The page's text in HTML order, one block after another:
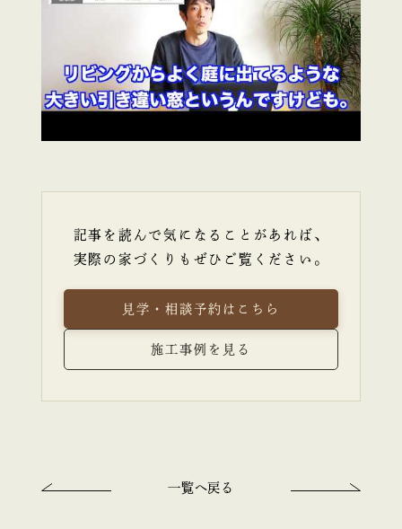
記事を読んで気になることがあれば、
実際の家づくりもぜひご覧ください。
見学・相談予約はこちら
施工事例を見る
一覧へ戻る